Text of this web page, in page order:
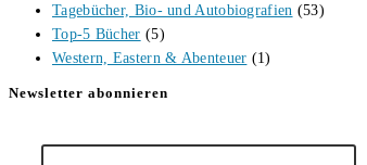
Tagebücher, Bio- und Autobiografien (53)
Top-5 Bücher (5)
Western, Eastern & Abenteuer (1)
Newsletter abonnieren